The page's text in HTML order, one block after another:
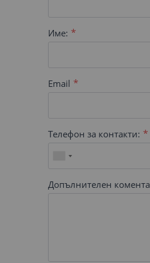
Име:
Email
Телефон за контакти:
Допълнителен